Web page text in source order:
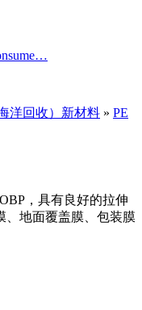
洋回收）新材料 » PE
，具有良好的拉伸
、地面覆盖膜、包装膜